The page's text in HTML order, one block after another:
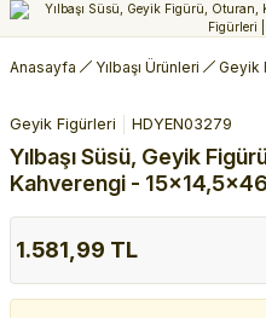
Anasayfa Yılbaşı Ürünleri Geyik
Geyik Figürleri HDYEN03279
Yılbaşı Süsü, Geyik
Kahverengi -
1.581,99 TL